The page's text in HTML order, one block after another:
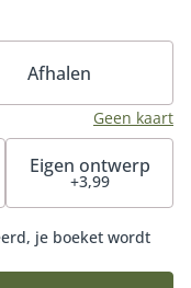
Een
te maken.
Geen kaart
Eigen ontwerp
+3,99
je boeket wordt
Afhalen